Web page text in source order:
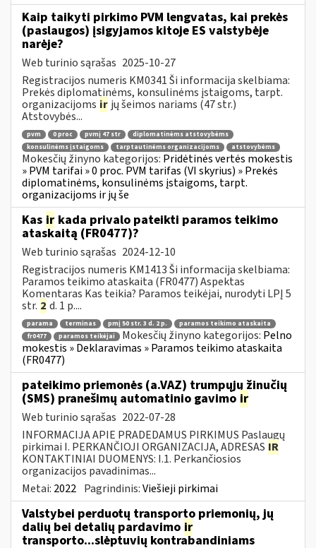
Kaip taikyti pirkimo PVM lengvatas, kai prekės
(paslaugos) įsigyjamos kitoje ES valstybėje
narėje?
Web turinio sąrašas 2025-10-27
Registracijos numeris KM0341 Ši informacija skelbiama:
Prekės diplomatinėms, konsulinėms įstaigoms, tarpt.
organizacijoms ir jų šeimos nariams (47 str.)
Atstovybės...
pvm 0 proc pvmį 47 str
diplomatinėms atstovybėms
konsulinėms įstaigoms
tarptautinėms organizacijoms atstovybėms
Mokesčių žinyno kategorijos: Pridėtinės vertės mokestis
» PVM tarifai » 0 proc. PVM tarifas (VI skyrius) » Prekės
diplomatinėms, konsulinėms įstaigoms, tarpt.
organizacijoms ir jų še
Kas ir kada privalo pateikti paramos teikimo
ataskaitą (FR0477)?
Web turinio sąrašas 2024-12-10
Registracijos numeris KM1413 Ši informacija skelbiama:
Paramos teikimo ataskaita (FR0477) Aspektas
Komentaras Kas teikia? Paramos teikėjai, nurodyti LPĮ 5
str. 2 d. 1 p....
parama terminas pmį 50 str. 3 d. 2 p.
paramos teikimo ataskaita
fr0477
paramos teikėjai Mokesčių žinyno kategorijos: Pelno
mokestis » Deklaravimas » Paramos teikimo ataskaita
(FR0477)
pateikimo priemonės (a.VAZ) trumpųjų žinučių
(SMS) pranešimų automatinio gavimo ir
Web turinio sąrašas 2022-07-28
INFORMACIJA APIE PRADEDAMUS PIRKIMUS Paslaugų
pirkimai I. PERKANČIOJI ORGANIZACIJA, ADRESAS IR
KONTAKTINIAI DUOMENYS: I.1. Perkančiosios
organizacijos pavadinimas...
Metai: 2022 Pagrindinis:Viešieji pirkimai
Valstybei perduotų transporto priemonių, jų
dalių bei detalių pardavimo ir
transporto...slėptuvių kontrabandiniams